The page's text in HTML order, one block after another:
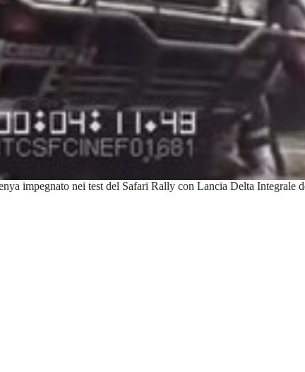
impegnato nei test del Safari Rally con Lancia Delta